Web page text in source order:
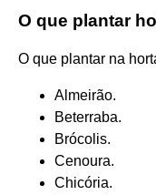
O que plantar
O que plantar na
Almeirão.
Beterraba.
Brócolis.
Cenoura.
Chicória.